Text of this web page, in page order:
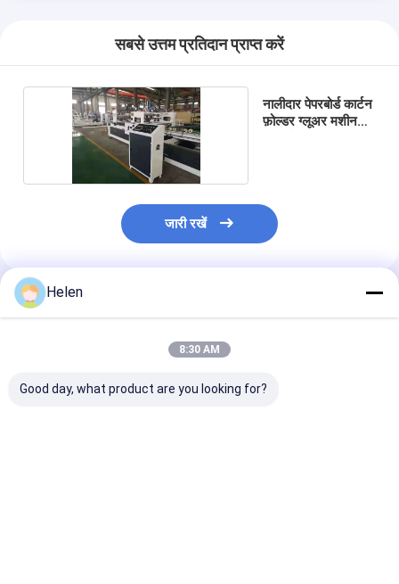
सबसे उत्तम प्रतिदान प्राप्त करें
नालीदार पेपरबोर्ड कार्टन
फ़ोल्डर ग्लूअर मशीन
जारी रखें
अनुशंसित उत्पाद
Helen
8:30 AM
Good day, what product are you looking for?